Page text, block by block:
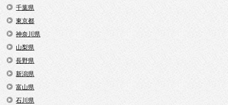
千葉県
東京都
神奈川県
山梨県
長野県
新潟県
富山県
石川県